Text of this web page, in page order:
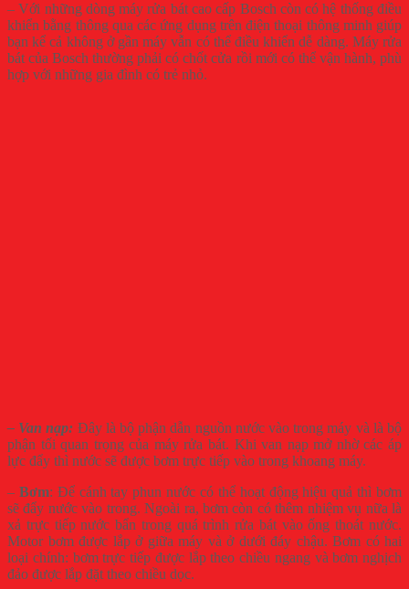
– Với những dòng máy rửa bát cao cấp Bosch còn có hệ thống điều
khiển bằng thông qua các ứng dụng trên điện thoại thông minh giúp
bạn kể cả không ở gần máy vẫn có thể điều khiển dễ dàng. Máy rửa
bát của Bosch thường phải có chốt cửa rồi mới có thể vận hành, phù
hợp với những gia đình có trẻ nhỏ.
– Van nạp: Đây là bộ phận dẫn nguồn nước vào trong máy và là bộ
phận tối quan trọng của máy rửa bát. Khi van nạp mở nhờ các áp
lực đẩy thì nước sẽ được bơm trực tiếp vào trong khoang máy.
– Bơm: Để cánh tay phun nước có thể hoạt động hiệu quả thì bơm
sẽ đẩy nước vào trong. Ngoài ra, bơm còn có thêm nhiệm vụ nữa là
xả trực tiếp nước bẩn trong quá trình rửa bát vào ống thoát nước.
Motor bơm được lắp ở giữa máy và ở dưới đáy chậu. Bơm có hai
loại chính: bơm trực tiếp được lắp theo chiều ngang và bơm nghịch
đảo được lắp đặt theo chiều dọc.